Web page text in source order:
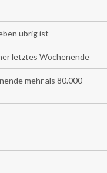
übrig ist
letztes Wochenende
mehr als 80.000